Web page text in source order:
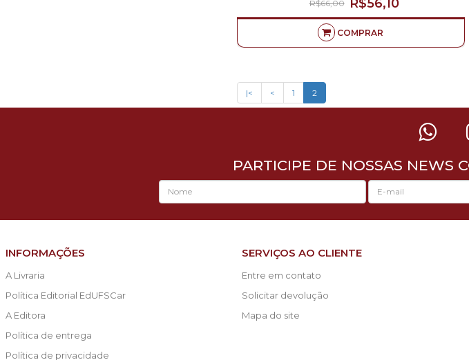
R$56,10
R$66,00
COMPRAR
|< < 1 2
PARTICIPE DE NOSSAS NEWS
INFORMAÇÕES
A Livraria
Política Editorial EdUFSCar
A Editora
Política de entrega
Política de privacidade
SERVIÇOS AO CLIENTE
Entre em contato
Solicitar devolução
Mapa do site